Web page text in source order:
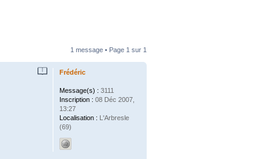
1 message • Page 1 sur 1
Frédéric
Message(s) : 3111
Inscription : 08 Déc 2007,
13:27
Localisation : L'Arbresle
(69)